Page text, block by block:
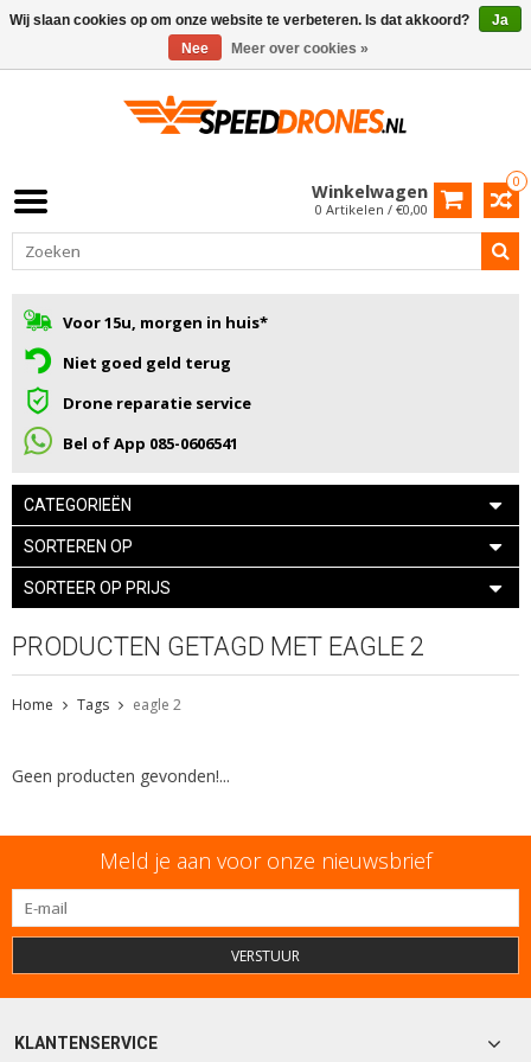
0
Winkelwagen
0 Artikelen / €0,00
Voor 15u, morgen in huis*
Niet goed geld terug
Drone reparatie service
Bel of App 085-0606541
CATEGORIEËN
SORTEREN OP
SORTEER OP PRIJS
PRODUCTEN GETAGD MET EAGLE 2
Home Tags eagle 2
Geen producten gevonden!...
Meld je aan voor onze nieuwsbrief
VERSTUUR
KLANTENSERVICE
Wij slaan cookies op om onze website te verbeteren. Is dat akkoord?
Ja
Nee
Meer over cookies »